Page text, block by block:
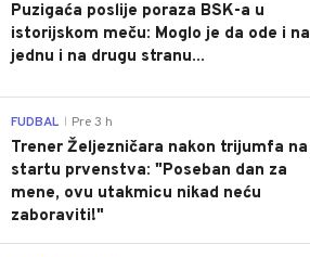
Puzigaća poslije poraza BSK-a u
istorijskom meču: Moglo je da ode i na
jednu i na drugu stranu...
FUDBAL Pre 3 h
Trener Željezničara nakon trijumfa na
startu prvenstva: "Poseban dan za
mene, ovu utakmicu nikad neću
zaboraviti!"